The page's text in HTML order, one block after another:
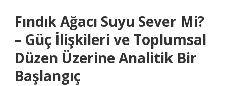
Fındık Ağacı Suyu Sever Mi?
– Güç İlişkileri ve Toplumsal
Düzen Üzerine Analitik Bir
Başlangıç